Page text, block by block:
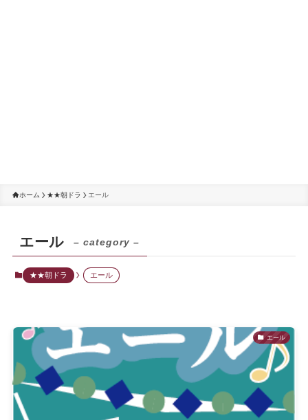
ホーム ★★朝ドラ エール
エール – category –
★★朝ドラ エール
エール